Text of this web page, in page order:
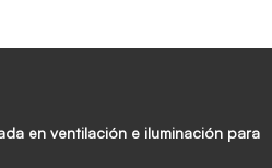
en ventilación e iluminación para